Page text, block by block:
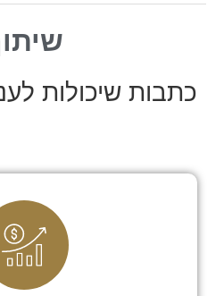
כתבות שיכולות